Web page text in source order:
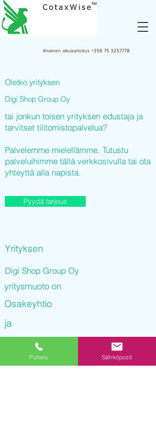
Ilmainen alkukartoitus +358 75 3257778
Oletko yrityksen
Digi Shop Group Oy
tai jonkun toisen yrityksen edustaja ja
tarvitset tilitomistopalvelua?
Palvelemme mielellämme. Tutustu
palveluihimme tällä verkkosivulla tai ota
yhteyttä alla napista.
Pyydä tarjous
Yrityksen
Digi Shop Group Oy
yritysmuoto on
Osakeyhtio
ja
Digi Shop Group Oy
on rekisteröity kaupparekisteriin
Puhelu Sähköposti